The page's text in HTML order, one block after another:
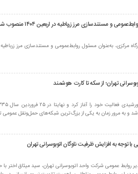
و مستندسازی مرز زرباطیه در اربعین ۱۴۰۴ منصوب شد
و به مرور زمان به یکی از بزرگ‌ترین شبکه‌های حمل‌ونقل عمومی
توجه به افزایش ظرفیت ناوگان اتوبوسرانی تهران
عمومی شرکت واحد اتوبوسرانی تهران، سید میثاق اختر با
حضور راهبردی شرکت واحد